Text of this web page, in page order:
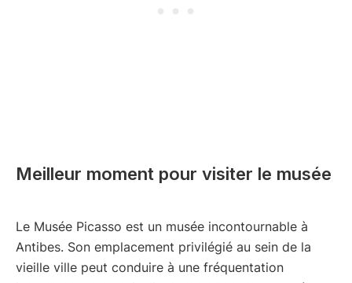
Meilleur moment pour visiter le musée
Le Musée Picasso est un musée incontournable à
Antibes. Son emplacement privilégié au sein de la
vieille ville peut conduire à une fréquentation